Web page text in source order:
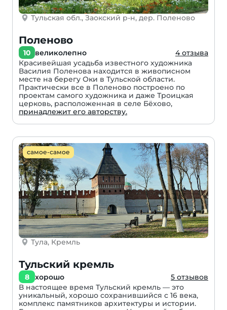
Тульская обл., Заокский р-н, дер. Поленово
Поленово
10 великолепно
4 отзыва
Красивейшая усадьба известного художника
Василия Поленова находится в живописном
месте на берегу Оки в Тульской области.
Практически все в Поленово построено по
проектам самого художника и даже Троицкая
церковь, расположенная в селе Бёхово,
принадлежит его авторству.
самое-самое
Тула, Кремль
Тульский кремль
8 хорошо
5 отзывов
В настоящее время Тульский кремль — это
уникальный, хорошо сохранившийся с 16 века,
комплекс памятников архитектуры и истории.